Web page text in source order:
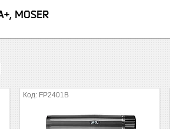
MOSER
FP2401B